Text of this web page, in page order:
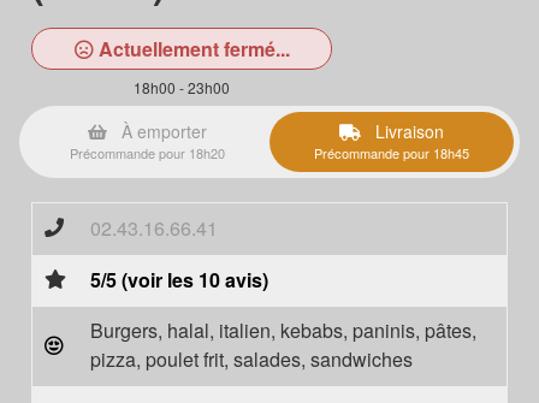
Actuellement fermé...
18h00 - 23h00
À emporter
Précommande pour 18h20
Livraison
Précommande pour 18h45
02.43.16.66.41
5/5 (voir les 10 avis)
Burgers, halal, italien, kebabs, paninis, pâtes,
pizza, poulet frit, salades, sandwiches